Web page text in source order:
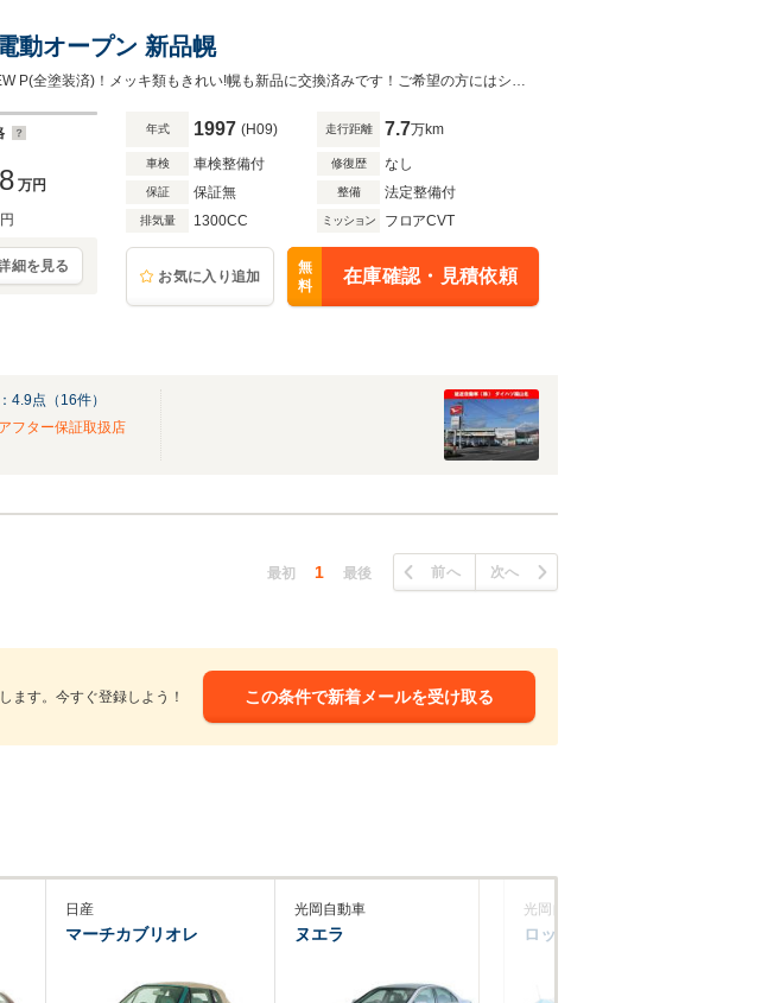
動オープン 新品幌
希少なビュ-トのコンバ-チブルです!外装NEW P(全塗装済)！メッキ類もきれい!幌も新品に交換済みです！ご希望の方にはシートカバーも作成できます！2024年光岡自動車販売最優秀！
万円
細を見る
年式 1997 (H09) 走行距離 7.7万km
車検 車検整備付 修復歴 なし
保証 保証無 整備 法定整備付
排気量 1300CC ミッション フロアCVT
お気に入り追加
無
料
在庫確認・見積依頼
4.9点（ 16件）
フター保証取扱店
最初 1 最後 前へ 次へ
ます。今すぐ登録しよう！ この条件で新着メールを受け取る
日産
マーチカブリオレ
光岡自動車
ヌエラ
光岡自動車
ロックスター